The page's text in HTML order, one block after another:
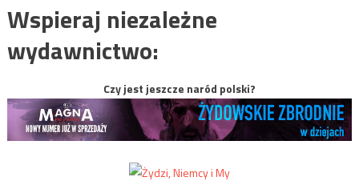
Wspieraj niezależne
wydawnictwo:
Czy jest jeszcze naród polski?